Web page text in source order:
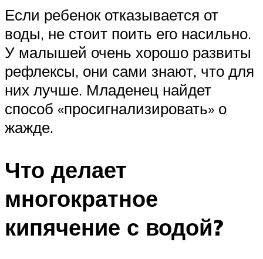
Если ребенок отказывается от
воды, не стоит поить его насильно.
У малышей очень хорошо развиты
рефлексы, они сами знают, что для
них лучше. Младенец найдет
способ «просигнализировать» о
жажде.
Что делает
многократное
кипячение с водой?